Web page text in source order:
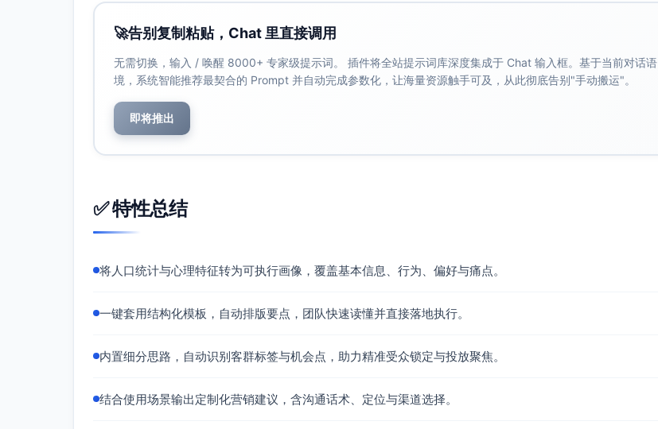
持续性的激励机制（签到、积分、任务制）
购买障碍：
流程复杂、信息不透明、隐藏费用或风控说明不清
缺乏同龄人真实评价与权威测评背书
产品学习成本高、移动端体验不稳定
可视化的成果反馈（收益/进度/里程碑）
营销建议
价值主张：省时省心 + 专业可信 + 安全透明（对应效率导向与安全诉求）
风险一图看懂（透明）
语言与视觉：少行话、强图表、强引导，男女通吃的中性风格（性别均衡、数字敏感）
🚀告别复制粘贴，Chat 里直接调用
无需切换，输入 / 唤醒 8000+ 专家级提示词。 插件将全站提示词库深度集成于 Chat 输入框。基于当前对话语
境，系统智能推荐最契合的 Prompt 并自动完成参数化，让海量资源触手可及，从此彻底告别"手动搬运"。
即将推出
✅ 特性总结
将人口统计与心理特征转为可执行画像，覆盖基本信息、行为、偏好与痛点。
一键套用结构化模板，自动排版要点，团队快速读懂并直接落地执行。
内置细分思路，自动识别客群标签与机会点，助力精准受众锁定与投放聚焦。
结合使用场景输出定制化营销建议，含沟通话术、定位与渠道选择。